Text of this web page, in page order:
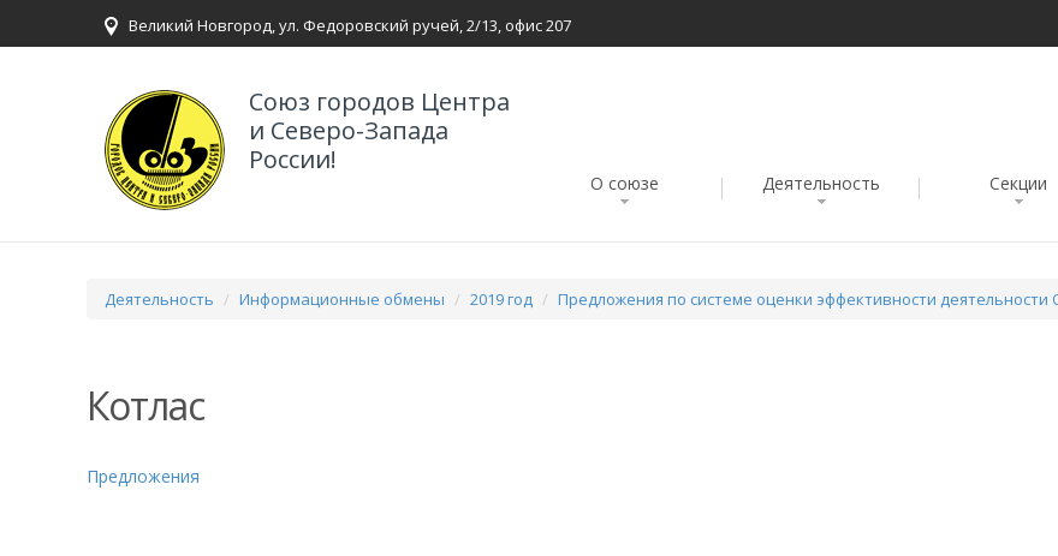
Великий Новгород, ул. Федоровский ручей, 2/13, офис 207
Союз городов Центра
и Северо-Запада
России!
О союзе Деятельность Секции
Деятельность Информационные обмены 2019 год Предложения по системе оценки эффективности
Котлас
Предложения